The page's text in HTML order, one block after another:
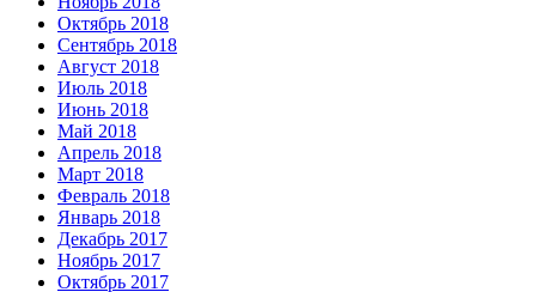
Октябрь 2018
Сентябрь 2018
Август 2018
Июль 2018
Июнь 2018
Май 2018
Апрель 2018
Март 2018
Февраль 2018
Январь 2018
Декабрь 2017
Ноябрь 2017
Октябрь 2017